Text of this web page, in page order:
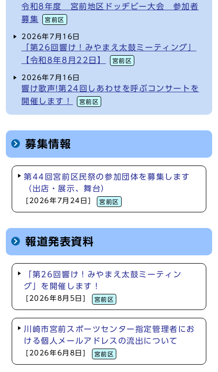
令和8年度 宮前地区ドッヂビー大会 参加者
募集
宮前区
2026年7月16日
「第26回響け！みやまえ太鼓ミーティング」
【令和8年8月22日】
宮前区
2026年7月16日
響け歌声!第24回しあわせを呼ぶコンサートを
開催します！
宮前区
募集情報
第44回宮前区民祭の参加団体を募集します
（出店・展示、舞台）
[2026年7月24日] 宮前区
報道発表資料
「第26回響け！みやまえ太鼓ミーティン
グ」を開催します！
[2026年8月5日] 宮前区
川崎市宮前スポーツセンター指定管理者にお
ける個人メールアドレスの流出について
[2026年6月8日] 宮前区